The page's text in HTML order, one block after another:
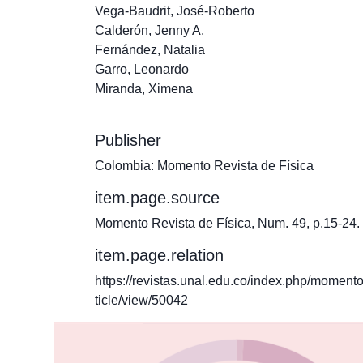
Vega-Baudrit, José-Roberto
Calderón, Jenny A.
Fernández, Natalia
Garro, Leonardo
Miranda, Ximena
Publisher
Colombia: Momento Revista de Física
item.page.source
Momento Revista de Física, Num. 49, p.15-24.
item.page.relation
https://revistas.unal.edu.co/index.php/
ticle/view/50042